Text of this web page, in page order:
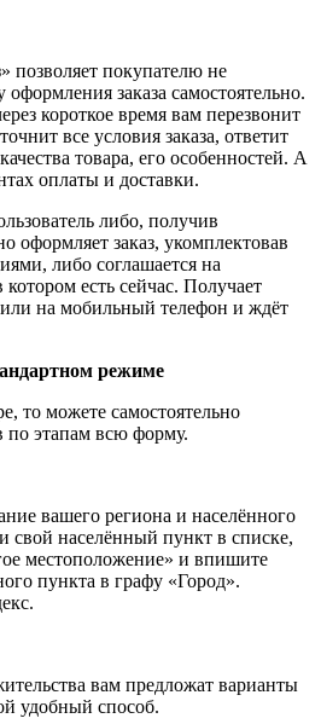
позволяет покупателю не
заказа самостоятельно.
короткое время вам перезвонит
все условия заказа, ответит
товара, его особенностей. А
оплаты и доставки.
либо, получив
оформляет заказ, укомплектовав
либо соглашается на
есть сейчас. Получает
на мобильный телефон и ждёт
режиме
то можете самостоятельно
по этапам всю форму.
вашего региона и населённого
свой населённый пункт в списке,
местоположение» и впишите
пункта в графу «Город».
вам предложат варианты
удобный способ.